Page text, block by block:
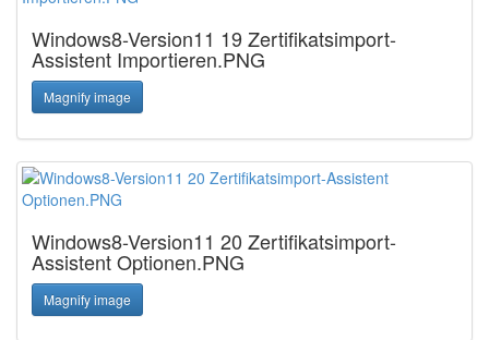
Windows8-Version11 19 Zertifikatsimport-
Assistent Importieren.PNG
Magnify image
Windows8-Version11 20 Zertifikatsimport-
Assistent Optionen.PNG
Magnify image